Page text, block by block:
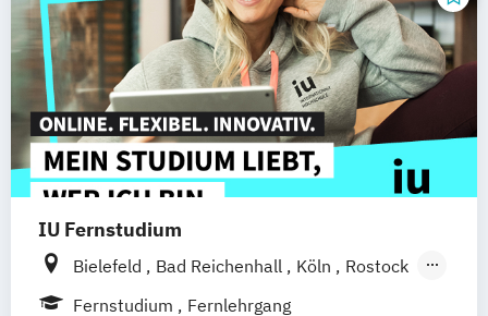
IU Fernstudium
Bielefeld Bad Reichenhall Köln
Rostock
Freiburg
Frankfurt am Main
Fernstudium
Fernlehrgang